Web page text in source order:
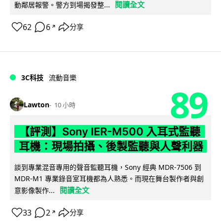
動鄰居報警。警方到場揭發整... 閱讀全文
62 6 ↗ 分享
3C科技 流動音樂
Lawton 10 小時 89
【評測】Sony IER-M500 入耳式監聽
耳機：現場拍攝、後製監聽與人聲利器
談到專業混音專用的聲音監聽耳機，Sony 經典 MDR-7506 到
MDR-M1 專業錄音室耳機都為人熟悉。而現在舞台製作者與創
意影像製作...
閱讀全文
33 2 ↗ 分享